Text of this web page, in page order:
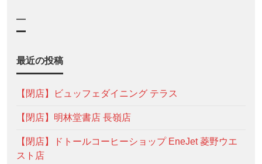
—
最近の投稿
【閉店】ビュッフェダイニング テラス
【閉店】明林堂書店 長嶺店
【閉店】ドトールコーヒーショップ EneJet 菱野ウエ
スト店